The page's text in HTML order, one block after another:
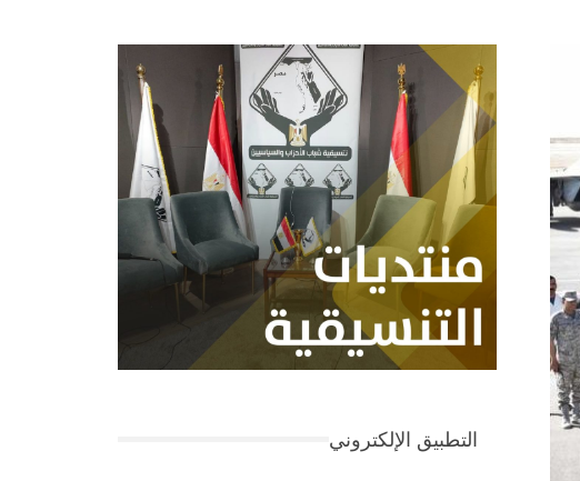
التطبيق الإلكتروني